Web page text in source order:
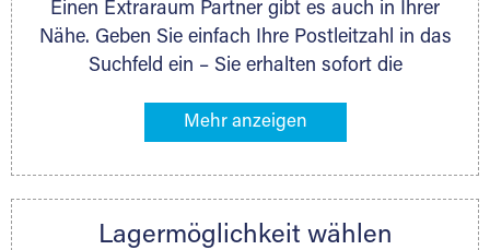
Einen Extraraum Partner gibt es auch in Ihrer
Nähe. Geben Sie einfach Ihre Postleitzahl in das
Suchfeld ein – Sie erhalten sofort die
Lagermöglichkeiten in Ihrer Nähe. An zahlreichen
direkt online mieten. Gibt es Extraraum noch
nächstgelegenen Partner und besprechen alles
Lagermöglichkeit wählen